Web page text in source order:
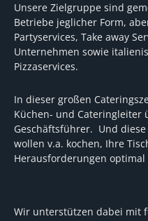
Unsere Zielgruppe sind
Betriebe jeglicher Form,
Partyservices, Take away
Unternehmen sowie
Pizzaservices.
In dieser großen
Küchen- und Cateringleiter
Geschäftsführer. Und
wollen v.a. kochen, Ihre
Herausforderungen optimal
Wir unterstützen dabei mit